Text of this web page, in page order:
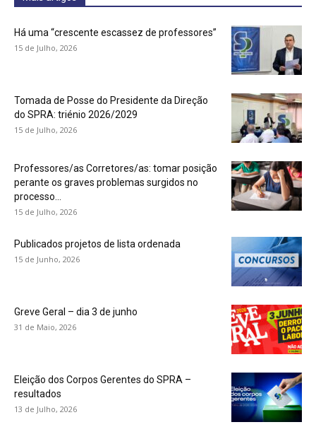
Há uma “crescente escassez de professores”
15 de Julho, 2026
Tomada de Posse do Presidente da Direção
do SPRA: triénio 2026/2029
15 de Julho, 2026
Professores/as Corretores/as: tomar posição
perante os graves problemas surgidos no
processo...
15 de Julho, 2026
Publicados projetos de lista ordenada
15 de Junho, 2026
Greve Geral – dia 3 de junho
31 de Maio, 2026
Eleição dos Corpos Gerentes do SPRA –
resultados
13 de Julho, 2026